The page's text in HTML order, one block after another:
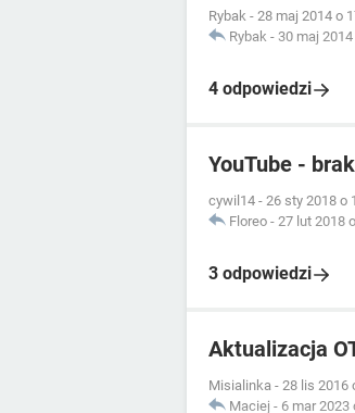
Rybak - 28 maj 2014 o
Rybak - 30 maj 2014
4 odpowiedzi
YouTube -
cywil14 - 26 sty 2018 o
Floreo - 27 lut 2018
3 odpowiedzi
Aktualizacja
Misialinka - 28 lis 2016
Maciej - 6 mar 2023